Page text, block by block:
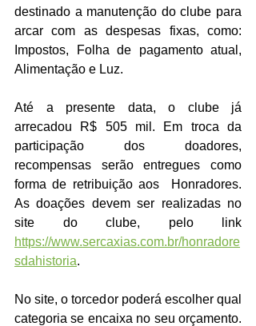
destinado a manutenção do clube para
arcar com as despesas fixas, como:
Impostos, Folha de pagamento atual,
Alimentação e Luz.
Até a presente data, o clube já
arrecadou R$ 505 mil. Em troca da
participação dos doadores,
recompensas serão entregues como
forma de retribuição aos  Honradores.
As doações devem ser realizadas no
https://www.sercaxias.com.br/honradore
sdahistoria.
No site, o torcedor poderá escolher qual
categoria se encaixa no seu orçamento.